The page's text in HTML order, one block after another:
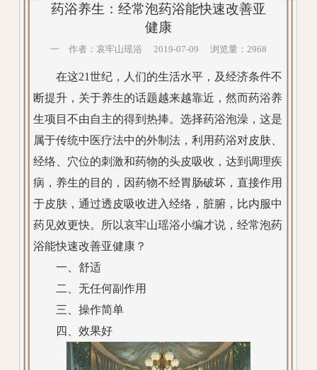
药浴养生：经常泡药浴能快速改善亚
健康
一 作者：哀牢山瑶浴 2019-07-09 浏览量：2968
在这21世纪，人们的生活水平，及经济条件不
断提升，关于养生的话题越来越靠近，然而药浴养
生项目不由自主的得到热捧。选择药浴泡澡，这是
属于传统中医疗法中的外制法，利用药浴对皮肤、
经络、穴位的刺激和药物的头皮吸收，达到调理疾
病，养生的目的，因药物不经胃肠破坏，直接作用
于皮肤，通过透皮吸收进入经络，脏腑，比内服中
药见效更快。所以哀牢山瑶浴小编才说，经常泡药
浴能快速改善亚健康？
一、舒适
二、无任何副作用
三、操作简单
四、效果好